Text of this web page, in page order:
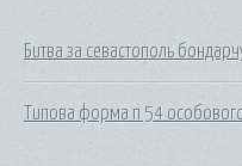
Битва за севастополь
Типова форма п 54